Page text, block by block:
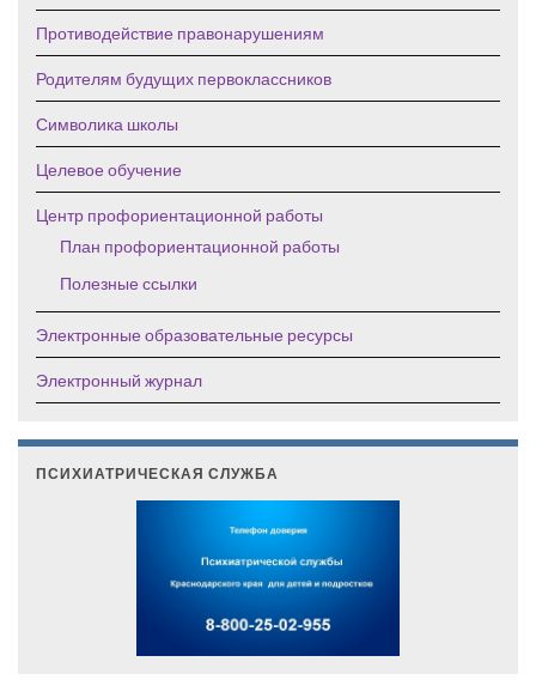
Противодействие правонарушениям
Родителям будущих первоклассников
Символика школы
Целевое обучение
Центр профориентационной работы
План профориентационной работы
Полезные ссылки
Электронные образовательные ресурсы
Электронный журнал
ПСИХИАТРИЧЕСКАЯ СЛУЖБА